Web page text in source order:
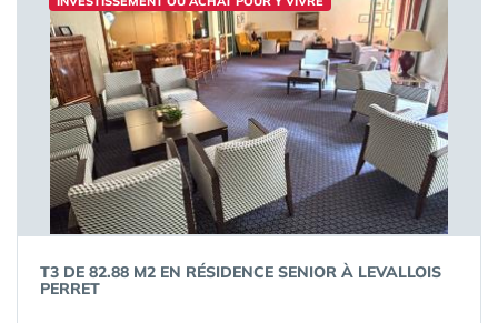
T3 DE 82.88 M2 EN RÉSIDENCE SENIOR À LEVALLOIS
PERRET